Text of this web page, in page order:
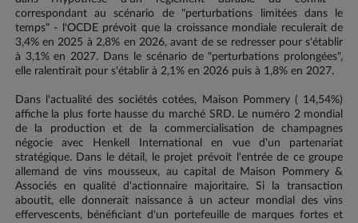
correspondant au scénario de "perturbations limitées dans le
temps" - l'OCDE prévoit que la croissance mondiale reculerait de
3,4% en 2025 à 2,8% en 2026, avant de se redresser pour s'établir
à 3,1% en 2027. Dans le scénario de "perturbations prolongées",
elle ralentirait pour s'établir à 2,1% en 2026 puis à 1,8% en 2027.
Dans l'actualité des sociétés cotées, Maison Pommery ( 14,54%)
affiche la plus forte hausse du marché SRD. Le numéro 2 mondial
de la production et de la commercialisation de champagnes
négocie avec Henkell International en vue d'un partenariat
stratégique. Dans le détail, le projet prévoit l'entrée de ce groupe
allemand de vins mousseux, au capital de Maison Pommery &
Associés en qualité d'actionnaire majoritaire. Si la transaction
aboutit, elle donnerait naissance à un acteur mondial des vins
effervescents, bénéficiant d'un portefeuille de marques fortes et